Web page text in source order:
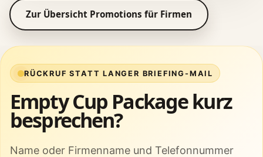
Zur Übersicht Promotions für Firmen
RÜCKRUF STATT LANGER BRIEFING-MAIL
Empty Cup Package kurz
besprechen?
Name oder Firmenname und Telefonnummer